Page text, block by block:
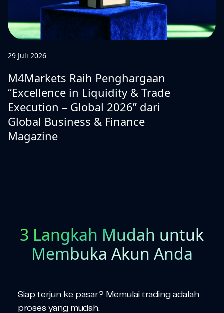
29 Juli 2026
M4Markets Raih Penghargaan
“Excellence in Liquidity & Trade
Execution – Global 2026” dari
Global Business & Finance
Magazine
3 Langkah Mudah untuk
Membuka Akun Anda
Siap terjun ke pasar? Memulai trading adalah
proses yang mudah.